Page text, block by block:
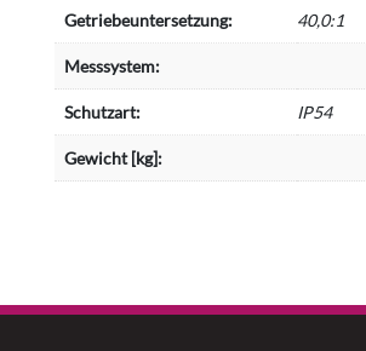
Getriebeuntersetzung: 40,0:1
Messsystem:
Schutzart: IP54
Gewicht [kg]: